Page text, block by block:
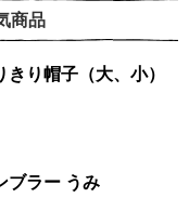
商品
り帽子（大、小）
ノラネコぐんだん タンブラー うみ